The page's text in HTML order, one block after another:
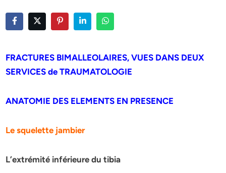
FRACTURES BIMALLEOLAIRES, VUES DANS DEUX
SERVICES de TRAUMATOLOGIE
ANATOMIE DES ELEMENTS EN PRESENCE
Le squelette jambier
L’extrémité inférieure du tibia